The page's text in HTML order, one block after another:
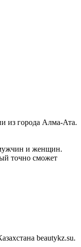
из города Алма-Ата.
и женщин.
точно сможет
beautykz.su.